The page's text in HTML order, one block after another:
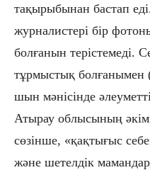
тақырыбынан бастап
журналистері бір
болғанын терістемеді.
тұрмыстық болғанымен
шын мәнісінде
Атырау облысының
сөзінше, «қақтығыс
және шетелдік